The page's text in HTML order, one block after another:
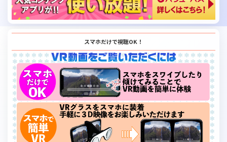
スマホだけで視聴OK！